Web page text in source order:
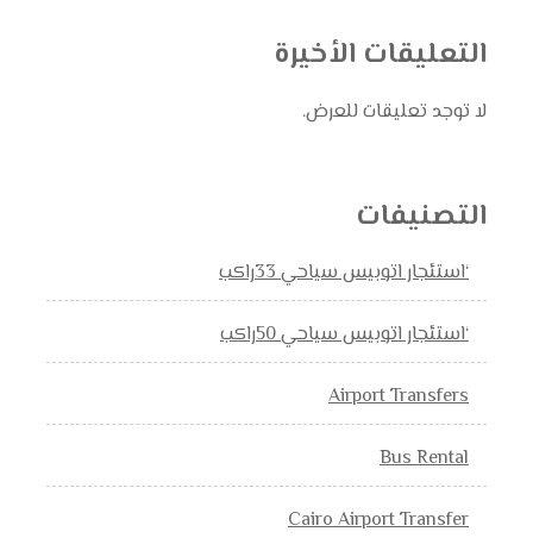
التعليقات الأخيرة
لا توجد تعليقات للعرض.
التصنيفات
‘استئجار اتوبيس سياحي 33راكب
‘استئجار اتوبيس سياحي 50راكب
Airport Transfers
Bus Rental
Cairo Airport Transfer